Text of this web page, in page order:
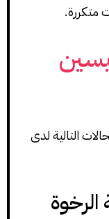
متكررة.
التالية لدى
الرخوة